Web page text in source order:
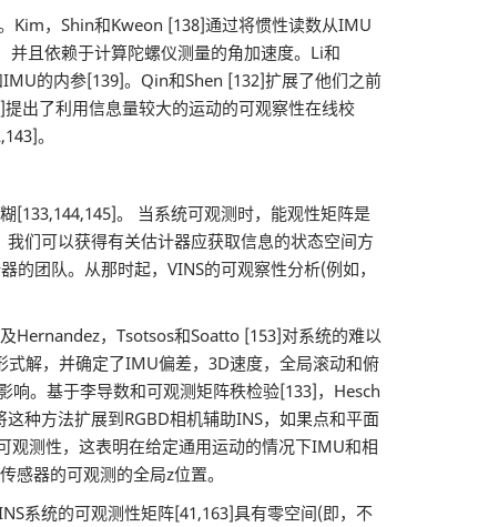
，Shin和Kweon [138]通过将惯性读数从IMU
且依赖于计算陀螺仪测量的角加速度。Li和
的内参[139]。Qin和Shen [132]扩展了他们之前
出了利用信息量较大的运动的可观察性在线校
。
。 当系统可观测时，能观性矩阵是
们可以获得有关估计器应获取信息的状态空间方
团队。从那时起，VINS的可观察性分析(例如，
，Tsotsos和Soatto [153]对系统的难以
解，并确定了IMU偏差，3D速度，全局滚动和俯
。基于李导数和可观测矩阵秩检验[133]，Hesch
种方法扩展到RGBD相机辅助INS，如果点和平面
观测性，这表明在给定通用运动的情况下IMU和相
器的可观测的全局z位置。
系统的可观测性矩阵[41,163]具有零空间(即，不